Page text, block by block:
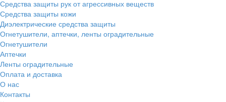
Средства защиты рук от агрессивных веществ
Средства защиты кожи
Диэлектрические средства защиты
Огнетушители, аптечки, ленты оградительные
Огнетушители
Аптечки
Ленты оградительные
Оплата и доставка
О нас
Контакты